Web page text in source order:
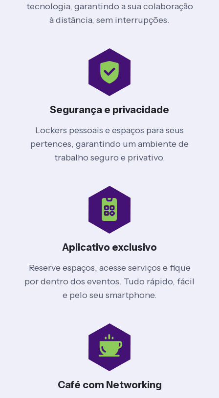
tecnologia, garantindo a sua colaboração
à distância, sem interrupções.
Segurança e privacidade
Lockers pessoais e espaços para seus
pertences, garantindo um ambiente de
trabalho seguro e privativo.
Aplicativo exclusivo
Reserve espaços, acesse serviços e fique
por dentro dos eventos. Tudo rápido, fácil
e pelo seu smartphone.
Café com Networking